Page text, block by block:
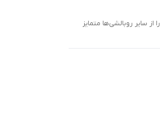
سایر روبالشی‌ها متمایز